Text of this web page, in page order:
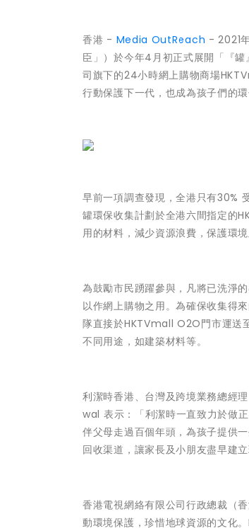
香港 - Media OutReach - 2021
臣」）於今年4月初正式展開「『
司旗下的24小時網上購物商場
行動保護下一代，也成為孩子們的環
早前一項調查發現，全港只有30%
罐環保收集計劃於全港六間指定的
用的材料，減少資源浪費，保護環境
為鼓勵市民踴躍參與，凡將已洗淨
以作網上購物之用。為確保收集得
隊直接於HKTVmall O2O門市運送
不同用途，如建築材料等。
利潔時香港、台灣及跨境業務總
wal 表示：「利潔時一直致力於做
伴父母走過百個年頭，為孩子提供
回收渠道，讓家長及小朋友盡早建
香港電視網絡有限公司行政總裁（
動環境保護，珍惜地球資源的文化